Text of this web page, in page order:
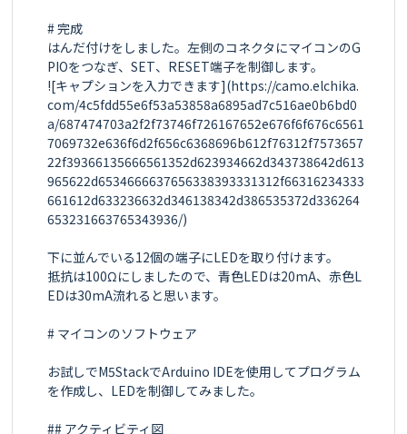
# 完成
はんだ付けをしました。左側のコネクタにマイコンのG
PIOをつなぎ、SET、RESET端子を制御します。
![キャプションを入力できます](https://camo.elchika.
com/4c5fdd55e6f53a53858a6895ad7c516ae0b6bd0
a/687474703a2f2f73746f726167652e676f6f676c6561
7069732e636f6d2f656c6368696b612f76312f7573657
22f39366135666561352d623934662d343738642d613
965622d6534666637656338393331312f66316234333
661612d633236632d346138342d386535372d336264
653231663765343936/)
下に並んでいる12個の端子にLEDを取り付けます。
抵抗は100Ωにしましたので、青色LEDは20mA、赤色L
EDは30mA流れると思います。
# マイコンのソフトウェア
お試しでM5StackでArduino IDEを使用してプログラム
を作成し、LEDを制御してみました。
## アクティビティ図